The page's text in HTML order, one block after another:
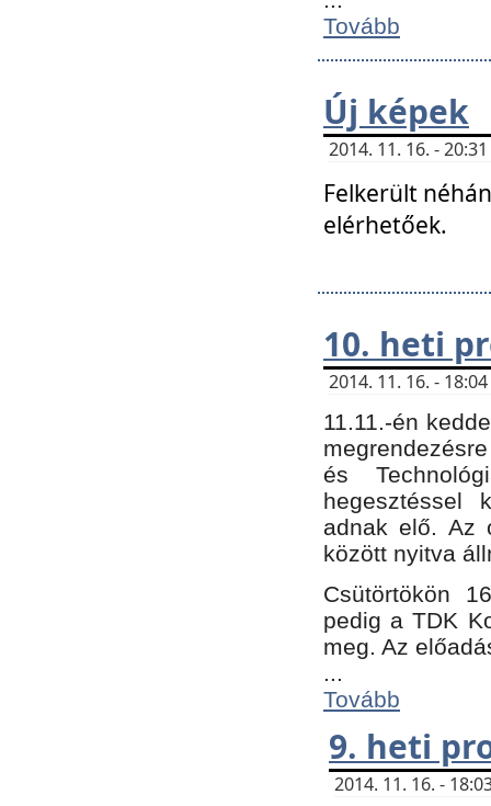
Tovább
Új képek
2014. 11. 16. -
Felkerült
elérhetőek.
10. heti
2014. 11. 16. -
11.11.-én
és
hegesztéssel
adnak elő. Az
között nyitva
Csütörtökön
pedig a TDK
meg. Az
...
Tovább
9. heti
2014. 11. 16. -